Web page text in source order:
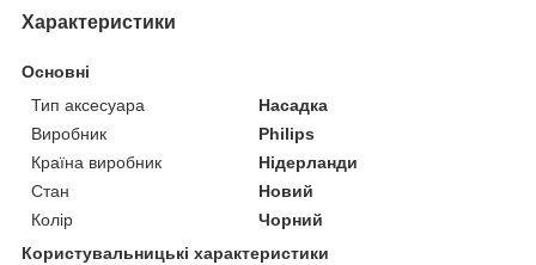
Характеристики
Основні
Тип аксесуара
Насадка
Виробник
Philips
Країна виробник
Нідерланди
Стан
Новий
Колір
Чорний
Користувальницькі характеристики